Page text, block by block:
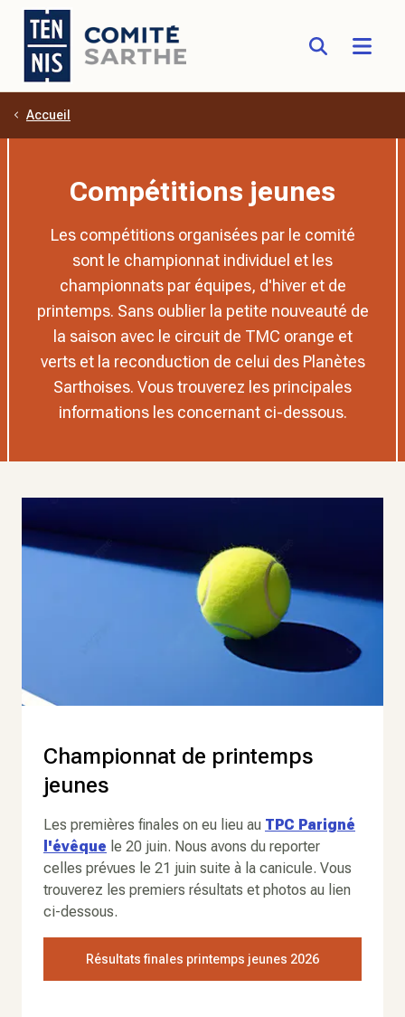
Aller au contenu principal
Accueil
Compétitions jeunes
Les compétitions organisées par le comité
sont le championnat individuel et les
championnats par équipes, d'hiver et de
printemps. Sans oublier la petite nouveauté de
la saison avec le circuit de TMC orange et
verts et la reconduction de celui des Planètes
Sarthoises. Vous trouverez les principales
informations les concernant ci-dessous.
Championnat de printemps
jeunes
Les premières finales on eu lieu au TPC Parigné
l'évêque le 20 juin. Nous avons du reporter
celles prévues le 21 juin suite à la canicule. Vous
trouverez les premiers résultats et photos au lien
ci-dessous.
Résultats finales printemps jeunes 2026